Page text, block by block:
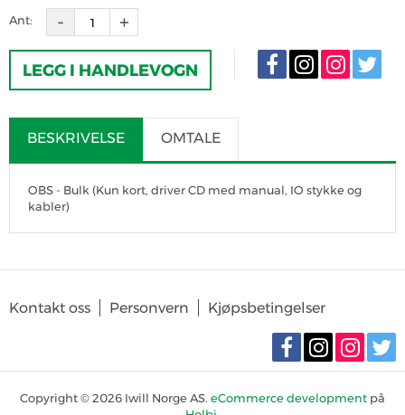
Ant:
LEGG I HANDLEVOGN
BESKRIVELSE OMTALE
OBS - Bulk (Kun kort, driver CD med manual, IO stykke og
kabler)
SKRIV OMTALE
produktet
Kontakt oss Personvern Kjøpsbetingelser
Copyright © 2026 Iwill Norge AS. eCommerce development på